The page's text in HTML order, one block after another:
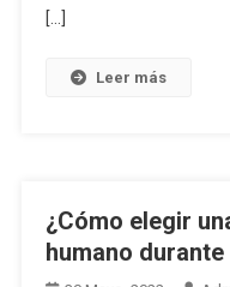
[…]
Leer más
¿Cómo elegir
humano